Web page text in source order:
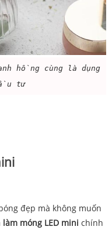
hồng cùng là dụng
tư
đẹp mà không muốn
làm móng LED mini chính